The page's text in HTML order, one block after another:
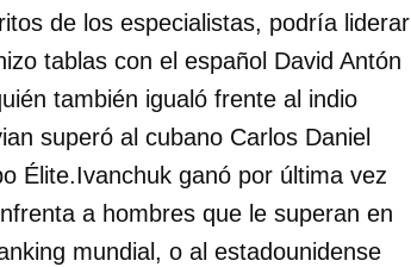
de iniciar sesión con tu
CANCELAR
de los especialistas, podría liderar
tablas con el español David Antón
también igualó frente al indio
superó al cubano Carlos Daniel
Élite.Ivanchuk ganó por última vez
a hombres que le superan en
mundial, o al estadounidense